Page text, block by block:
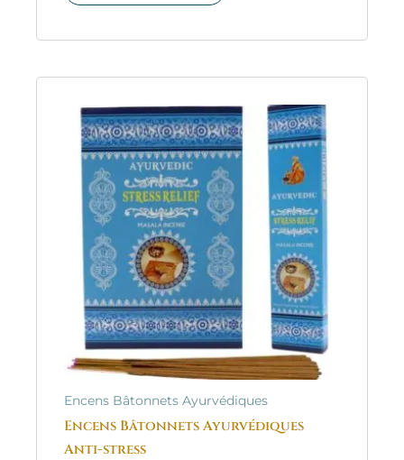
Encens Bâtonnets Ayurvédiques
Encens Bâtonnets Ayurvédiques
Anti-stress